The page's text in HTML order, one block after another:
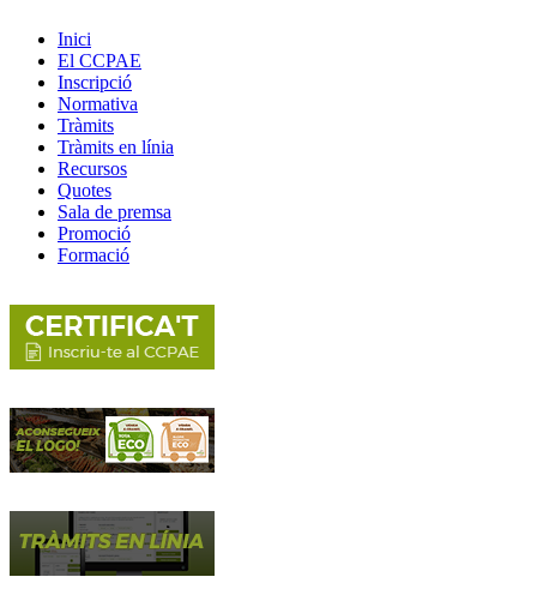
Inici
El CCPAE
Inscripció
Normativa
Tràmits
Tràmits en línia
Recursos
Quotes
Sala de premsa
Promoció
Formació